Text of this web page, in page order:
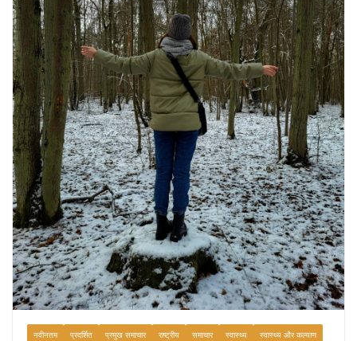
नवीनतम प्रदर्शित प्रमुख समाचार राष्ट्रीय समाचार स्वास्थ्य
स्वास्थ्य और कल्याण